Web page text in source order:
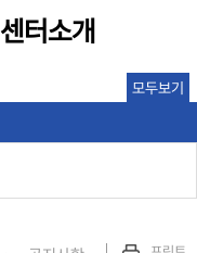
센터소개
모두보기